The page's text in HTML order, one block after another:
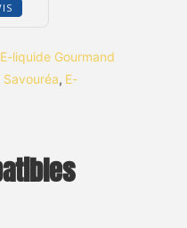
E-liquide Gourmand
, E-